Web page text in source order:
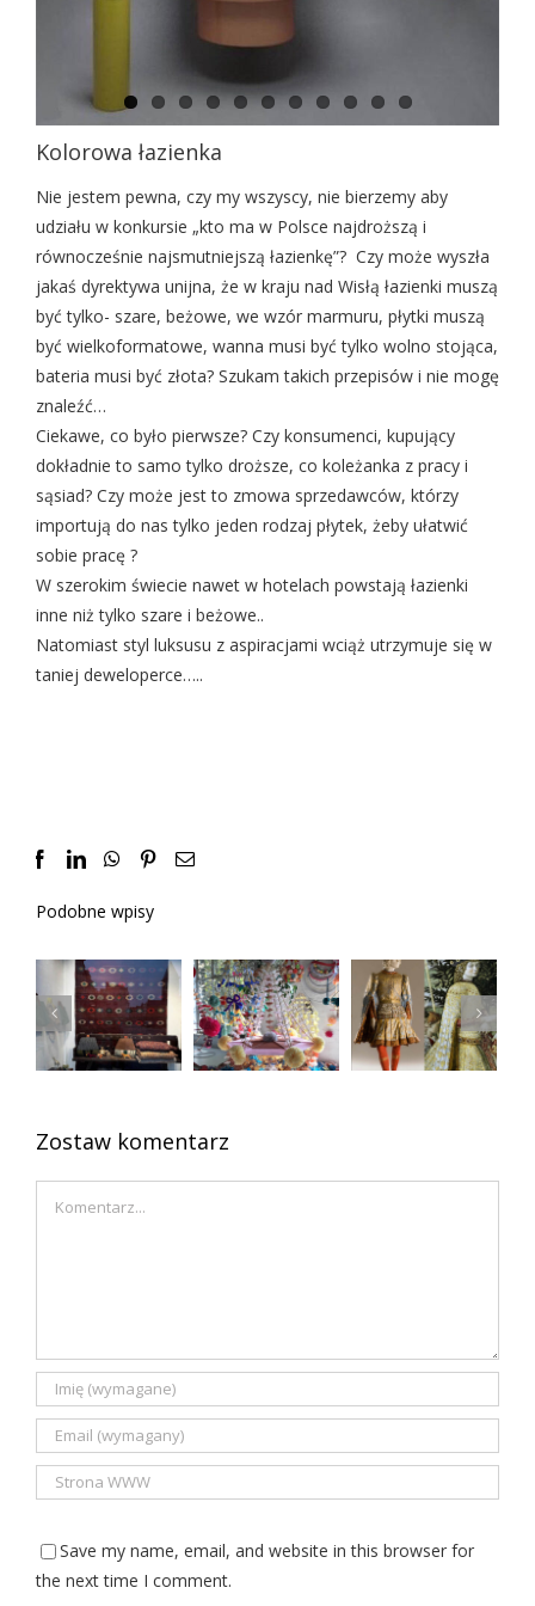
Kolorowa łazienka
Nie jestem pewna, czy my wszyscy, nie bierzemy aby
udziału w konkursie „kto ma w Polsce najdroższą i
równocześnie najsmutniejszą łazienkę”? Czy może wyszła
jakaś dyrektywa unijna, że w kraju nad Wisłą łazienki muszą
być tylko- szare, beżowe, we wzór marmuru, płytki muszą
być wielkoformatowe, wanna musi być tylko wolno stojąca,
bateria musi być złota? Szukam takich przepisów i nie mogę
znaleźć…
Ciekawe, co było pierwsze? Czy konsumenci, kupujący
dokładnie to samo tylko droższe, co koleżanka z pracy i
sąsiad? Czy może jest to zmowa sprzedawców, którzy
importują do nas tylko jeden rodzaj płytek, żeby ułatwić
sobie pracę ?
W szerokim świecie nawet w hotelach powstają łazienki
inne niż tylko szare i beżowe..
Natomiast styl luksusu z aspiracjami wciąż utrzymuje się w
taniej deweloperce…..
Facebook
LinkedInWhatsApp
PinterestEmail
Podobne wpisy
Zawsze
młode
przedmioty
vintage
czyli
zaginiona
polska
sztuka
Repliki i
kopie
Zostaw komentarz
Save my name, email, and website in this browser for
the next time I comment.